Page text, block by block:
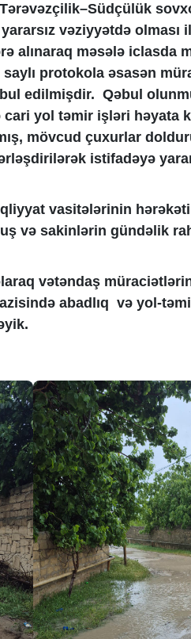
vəziyyətdə olması
alınaraq məsələ iclasda
saylı protokola əsasən
edilmişdir. Qəbul
cari yol təmir işləri həyata
mövcud çuxurlar
istifadəyə
vasitələrinin hərəkəti
və sakinlərin gündəlik
vətəndaş
abadlıq və yol-